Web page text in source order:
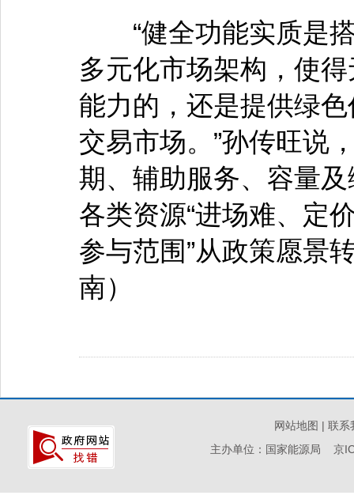
“健全功能实质是搭
多元化市场架构，使
能力的，还是提供绿
交易市场。”孙传旺说
期、辅助服务、容量
各类资源“进场难、定
参与范围”从政策愿景
南）